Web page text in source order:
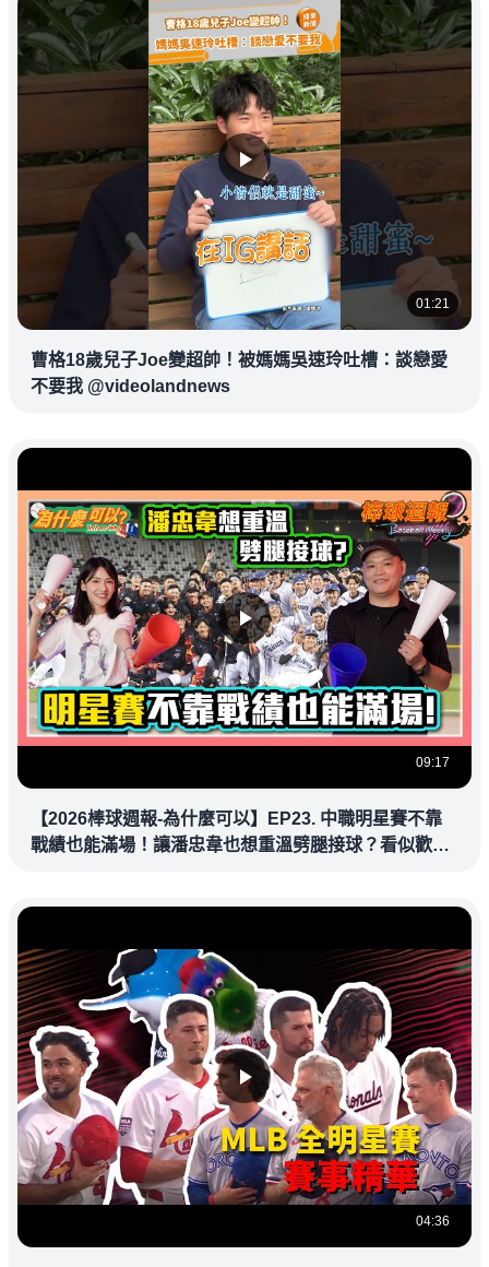
01:21
曹格18歲兒子Joe變超帥！被媽媽吳速玲吐槽：談戀愛
不要我 @videolandnews
09:17
【2026棒球週報-為什麼可以】EP23. 中職明星賽不靠
戰績也能滿場！讓潘忠韋也想重溫劈腿接球？看似歡樂
04:36